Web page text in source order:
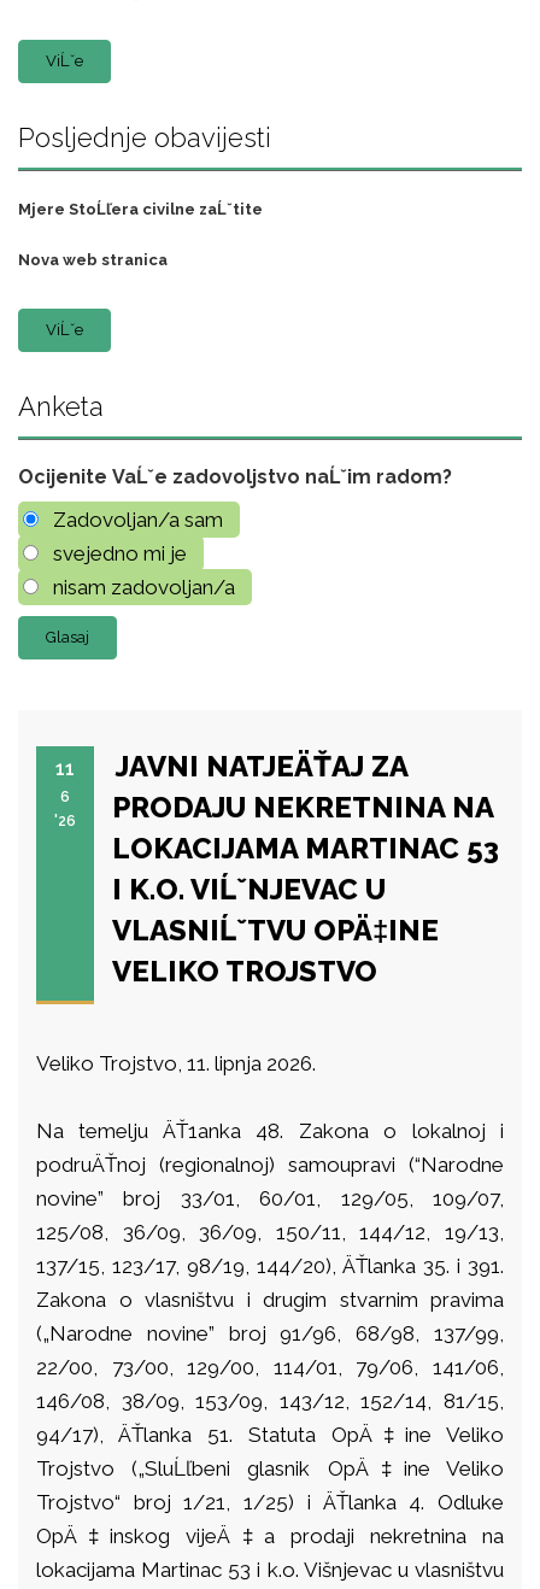
ViĹˇe
Posljednje obavijesti
Mjere StoĹľera civilne zaĹˇtite
Nova web stranica
ViĹˇe
Anketa
Ocijenite VaĹˇe zadovoljstvo naĹˇim radom?
Zadovoljan/a sam
svejedno mi je
nisam zadovoljan/a
11
6
'26
JAVNI NATJEÄŤAJ ZA
PRODAJU NEKRETNINA NA
LOKACIJAMA MARTINAC 53
I K.O. VIĹˇNJEVAC U
VLASNIĹˇTVU OPÄ‡INE
VELIKO TROJSTVO
Veliko Trojstvo, 11. lipnja 2026.
Na temelju ÄŤ1anka 48. Zakona o lokalnoj i
podruÄŤnoj (regionalnoj) samoupravi (“Narodne
novine” broj 33/01, 60/01, 129/05, 109/07,
125/08, 36/09, 36/09, 150/11, 144/12, 19/13,
137/15, 123/17, 98/19, 144/20), ÄŤlanka 35. i 391.
Zakona o vlasništvu i drugim stvarnim pravima
(„Narodne novine” broj 91/96, 68/98, 137/99,
22/00, 73/00, 129/00, 114/01, 79/06, 141/06,
146/08, 38/09, 153/09, 143/12, 152/14, 81/15,
94/17), ÄŤlanka 51. Statuta OpÄ‡ine Veliko
Trojstvo („SluĹľbeni glasnik OpÄ‡ine Veliko
Trojstvo“ broj 1/21, 1/25) i ÄŤlanka 4. Odluke
OpÄ‡inskog vijeÄ‡a prodaji nekretnina na
lokacijama Martinac 53 i k.o. Višnjevac u vlasništvu